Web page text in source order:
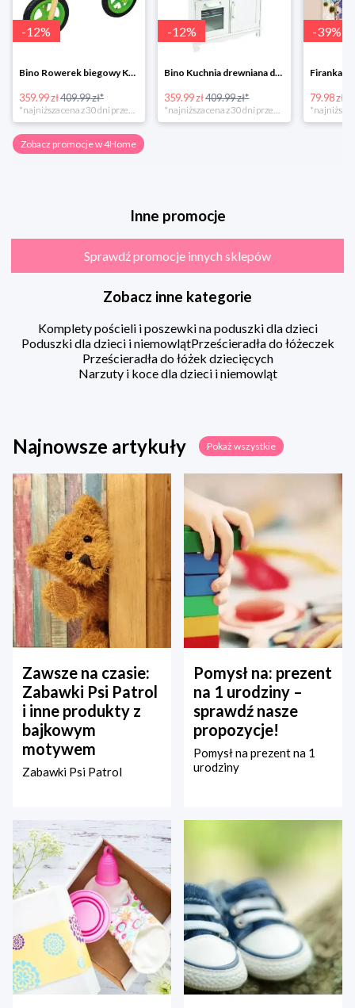
-12%
Bino Rowerek biegowy Krecik
359.99 zł409.99 zł*
-12%
Bino Kuchnia drewniana dla dzieci Provence
359.99 zł409.99 zł*
-39%
79.98 zł
Zobacz promocje w 4Home
Inne promocje
Sprawdź promocje innych sklepów
Zobacz inne kategorie
Komplety pościeli i poszewki na poduszki dla dzieci
Poduszki dla dzieci i niemowlątPrześcieradła do łóżeczek
Prześcieradła do łóżek dziecięcych
Narzuty i koce dla dzieci i niemowląt
Najnowsze artykuły Pokaż wszystkie
Zawsze na czasie:
Zabawki Psi Patrol
i inne produkty z
bajkowym
motywem
Zabawki Psi Patrol
Pomysł na: prezent
na 1 urodziny –
sprawdź nasze
propozycje!
Pomysł na prezent na 1
urodziny